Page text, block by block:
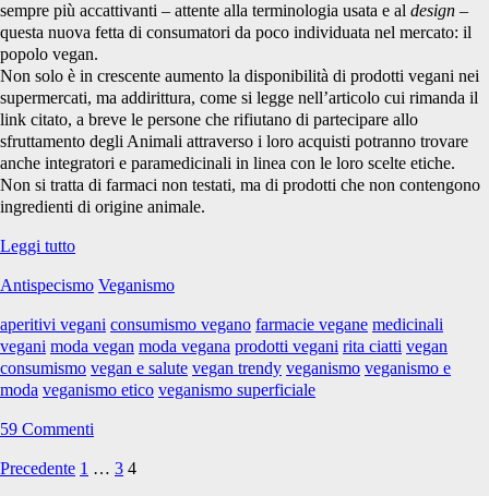
sempre più accattivanti – attente alla terminologia usata e al design –
questa nuova fetta di consumatori da poco individuata nel mercato: il
popolo vegan.
Non solo è in crescente aumento la disponibilità di prodotti vegani nei
supermercati, ma addirittura, come si legge nell’articolo cui rimanda il
link citato, a breve le persone che rifiutano di partecipare allo
sfruttamento degli Animali attraverso i loro acquisti potranno trovare
anche integratori e paramedicinali in linea con le loro scelte etiche.
Non si tratta di farmaci non testati, ma di prodotti che non contengono
ingredienti di origine animale.
Leggi tuttoA
di
vegani,
ci
siamo
bevuti
pure
il
cervello!
Antispecismo Veganismo
aperitivi vegani consumismo vegano farmacie vegane medicinali
vegani moda vegan moda vegana prodotti vegani rita ciatti vegan
consumismo vegan e salute vegan trendy veganismo veganismo e
moda veganismo etico veganismo superficiale
59 Commenti
Paginazione
Precedente 1 … 3 4